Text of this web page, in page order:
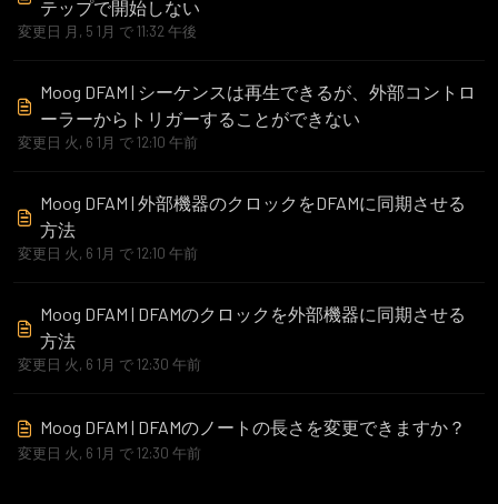
テップで開始しない
変更日 月, 5 1月 で 11:32 午後
Moog DFAM | シーケンスは再生できるが、外部コントロ
ーラーからトリガーすることができない
変更日 火, 6 1月 で 12:10 午前
Moog DFAM | 外部機器のクロックをDFAMに同期させる
方法
変更日 火, 6 1月 で 12:10 午前
Moog DFAM | DFAMのクロックを外部機器に同期させる
方法
変更日 火, 6 1月 で 12:30 午前
Moog DFAM | DFAMのノートの長さを変更できますか？
変更日 火, 6 1月 で 12:30 午前